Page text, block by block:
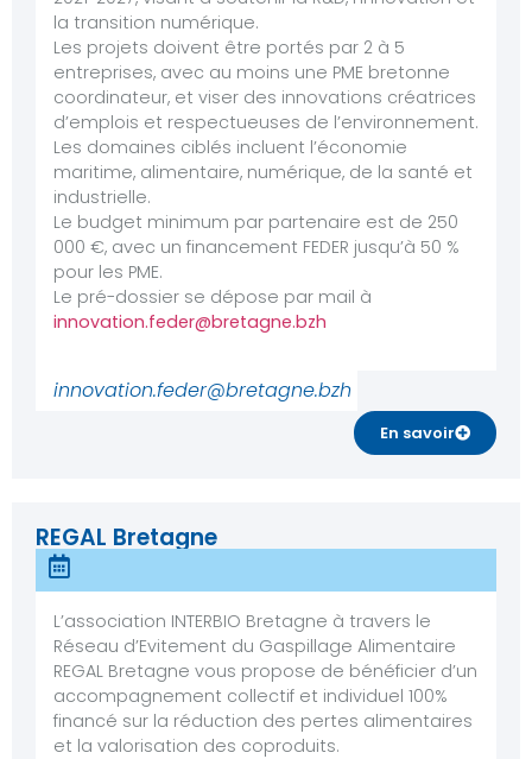
la transition numérique.
Les projets doivent être portés par 2 à 5
entreprises, avec au moins une PME bretonne
coordinateur, et viser des innovations créatrices
d’emplois et respectueuses de l’environnement.
Les domaines ciblés incluent l’économie
maritime, alimentaire, numérique, de la santé et
industrielle.
Le budget minimum par partenaire est de 250
000 €, avec un financement FEDER jusqu’à 50 %
pour les PME.
Le pré-dossier se dépose par mail à
innovation.feder@bretagne.bzh
innovation.feder@bretagne.bzh
En savoir
REGAL Bretagne
L’association INTERBIO Bretagne à travers le
Réseau d’Evitement du Gaspillage Alimentaire
REGAL Bretagne vous propose de bénéficier d’un
accompagnement collectif et individuel 100%
financé sur la réduction des pertes alimentaires
et la valorisation des coproduits.